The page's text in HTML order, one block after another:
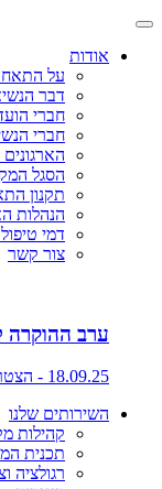
אודות
על
דבר
חברי
חברי
הסגל
תקנון
הנהלות
דמי
צור קשר
ערב ההוקרה
18.09.25 - הצטרפו אלינו !!!!
השירותים שלנו
קהילות
תכנית
רגולציה